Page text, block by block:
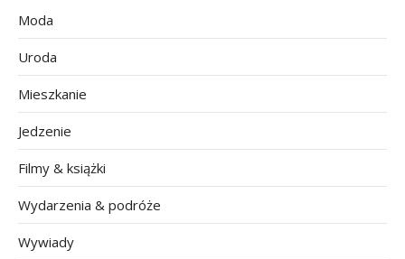
Moda
Uroda
Mieszkanie
Jedzenie
Filmy & książki
Wydarzenia & podróże
Wywiady